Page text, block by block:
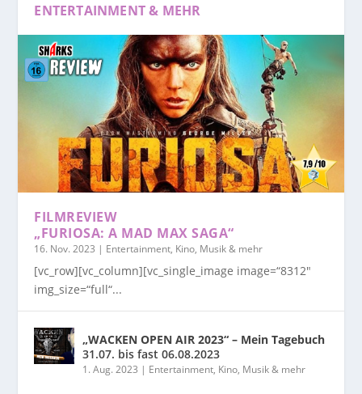
ENTERTAINMENT & MEHR
FILMREVIEW
„FURIOSA: A MAD MAX SAGA“
16. Nov. 2023 | Entertainment, Kino, Musik & mehr
[vc_row][vc_column][vc_single_image image=“8312″
img_size=“full“...
„WACKEN OPEN AIR 2023“ – Mein Tagebuch
31.07. bis fast 06.08.2023
1. Aug. 2023 | Entertainment, Kino, Musik & mehr